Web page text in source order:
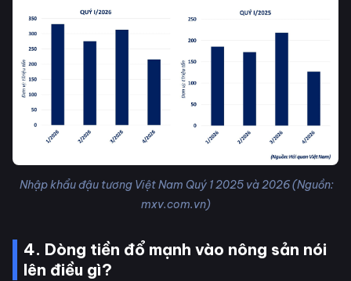
Nhập khẩu đậu tương Việt Nam Quý 1 2025 và 2026 (Nguồn:
mxv.com.vn)
4. Dòng tiền đổ mạnh vào nông sản nói
lên điều gì?